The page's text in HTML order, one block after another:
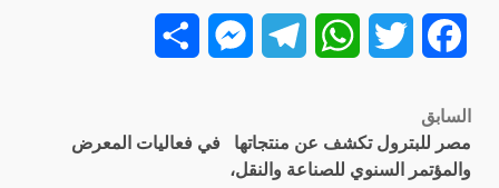
Facebook
Twitter
WhatsApp
Telegram
Messenger
تصفّح
المقالات
السابق
مصر للبترول تكشف عن منتجاتها في فعاليات المعرض
والمؤتمر السنوي للصناعة والنقل،